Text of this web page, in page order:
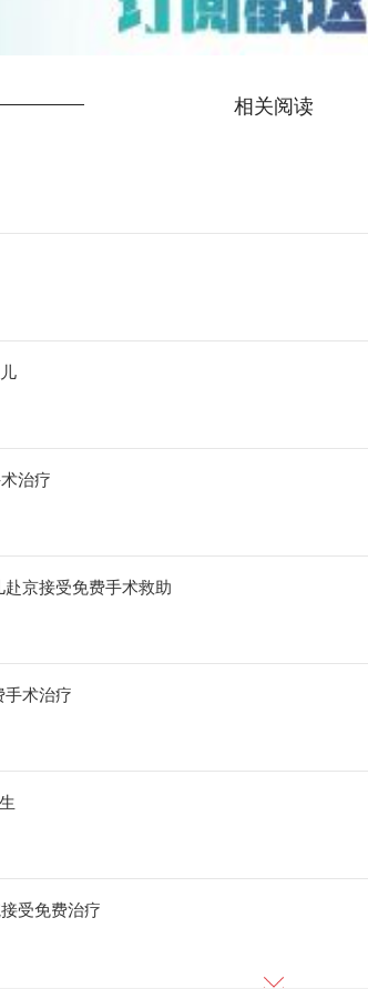
有限公司和北京出入境边防检查总站提前安排
相关阅读
治疗
京接受免费手术救助
京 将接受免费手术治疗
受免费治疗